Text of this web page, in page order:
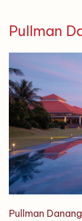
Pullman
Pullman